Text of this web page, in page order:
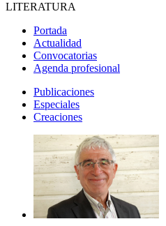
LITERATURA
Portada
Actualidad
Convocatorias
Agenda profesional
Publicaciones
Especiales
Creaciones